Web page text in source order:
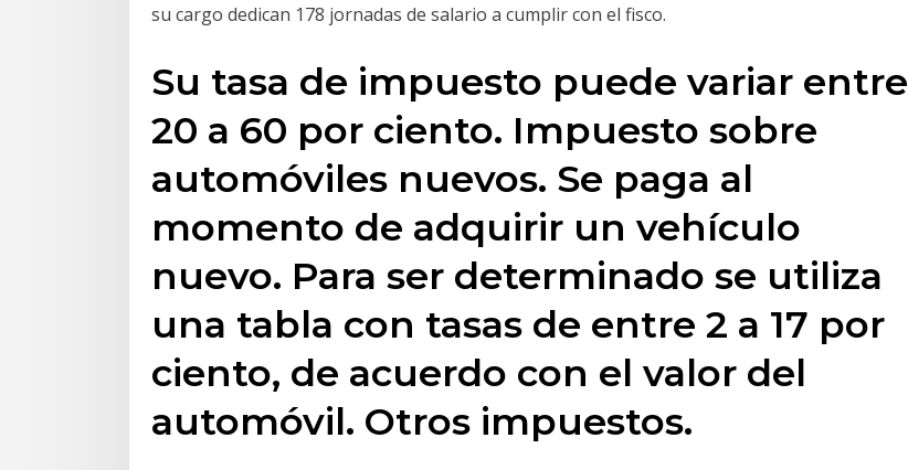
su cargo dedican 178 jornadas de salario a cumplir con el fisco.
Su tasa de impuesto puede variar entre
20 a 60 por ciento. Impuesto sobre
automóviles nuevos. Se paga al
momento de adquirir un vehículo
nuevo. Para ser determinado se utiliza
una tabla con tasas de entre 2 a 17 por
ciento, de acuerdo con el valor del
automóvil. Otros impuestos.